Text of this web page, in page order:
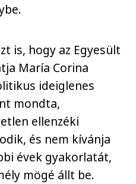
is, hogy az Egyesült
María Corina
ideiglenes
mondta,
ellenzéki
és nem kívánja
évek gyakorlatát,
mögé állt be.